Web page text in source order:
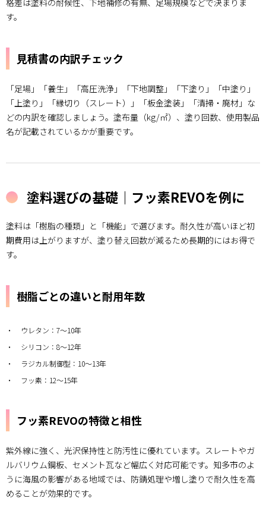
格差は塗料の耐候性、下地補修の有無、足場規模などで決まりま
す。
見積書の内訳チェック
「足場」「養生」「高圧洗浄」「下地調整」「下塗り」「中塗り」
「上塗り」「縁切り（スレート）」「板金塗装」「清掃・廃材」な
どの内訳を確認しましょう。塗布量（kg/㎡）、塗り回数、使用製品
名が記載されているかが重要です。
塗料選びの基礎｜フッ素REVOを例に
塗料は「樹脂の種類」と「機能」で選びます。耐久性が高いほど初
期費用は上がりますが、塗り替え回数が減るため長期的にはお得で
す。
樹脂ごとの違いと耐用年数
ウレタン：7～10年
シリコン：8～12年
ラジカル制御型：10～13年
フッ素：12～15年
フッ素REVOの特徴と相性
紫外線に強く、光沢保持性と防汚性に優れています。スレートやガ
ルバリウム鋼板、セメント瓦など幅広く対応可能です。知多市のよ
うに海風の影響がある地域では、防錆処理や増し塗りで耐久性を高
めることが効果的です。